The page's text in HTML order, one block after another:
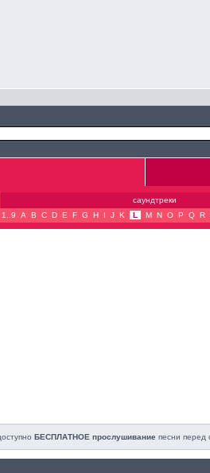
саундтреки
1..9
A B C D E F G H I J K L M N O P Q R
БЕСПЛАТНОЕ прослушивание песни перед